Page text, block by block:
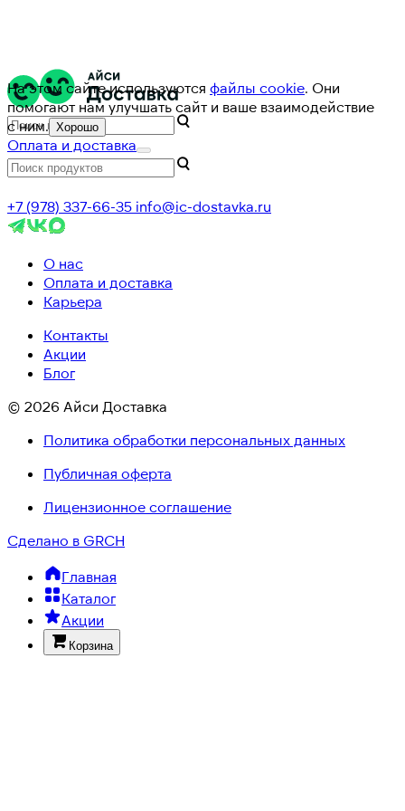
На этом сайте используются файлы cookie. Они
помогают нам улучшать сайт и ваше взаимодействие
с ним. Хорошо
Оплата и доставка
+7 (978) 337-66-35 info@ic-dostavka.ru
О нас
Оплата и доставка
Карьера
Контакты
Акции
Блог
© 2026 Айси Доставка
Политика обработки персональных данных
Публичная оферта
Лицензионное соглашение
Сделано в GRCH
Главная
Каталог
Акции
Корзина